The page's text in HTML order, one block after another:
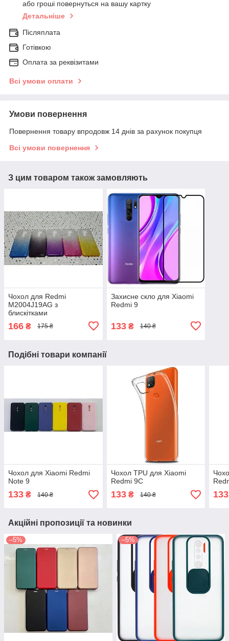
або гроші повернуться на вашу картку
Детальніше
Післяплата
Готівкою
Оплата за реквізитами
Всі умови оплати
Умови повернення
Повернення товару впродовж 14 днів за рахунок покупця
Всі умови повернення
З цим товаром також замовляють
Чохол для Redmi
M2004J19AG з
блискітками
166 ₴ 175 ₴
Захисне скло для Xiaomi
Redmi 9
133₴ 140 ₴
Подібні товари компанії
Чохол для Xiaomi Redmi
Note 9
133 ₴ 140 ₴
Чохол TPU для Xiaomi
Redmi 9C
133₴ 140 ₴ 133
Акційні пропозиції та новинки
–5% –5%